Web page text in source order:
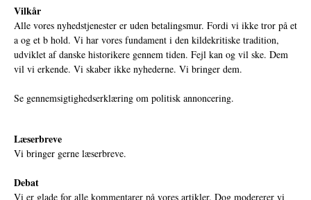
Vilkår
Alle vores nyhedstjenester er uden betalingsmur. Fordi vi ikke tror på et
a og et b hold. Vi har vores fundament i den kildekritiske tradition,
udviklet af danske historikere gennem tiden. Fejl kan og vil ske. Dem
vil vi erkende. Vi skaber ikke nyhederne. Vi bringer dem.
Se gennemsigtighedserklæring om politisk annoncering.
Læserbreve
Vi bringer gerne læserbreve.
Debat
Vi er glade for alle kommentarer på vores artikler. Dog modererer vi